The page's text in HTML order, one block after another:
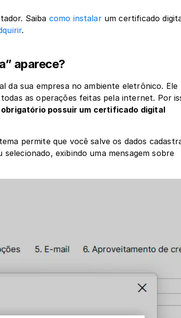
Saiba como instalar um certificado
.
aparece?
da sua empresa no ambiente eletrônico. Ele
as operações feitas pela internet. Por
obrigatório possuir um certificado digital
permite que você salve os dados
exibindo uma mensagem sobre